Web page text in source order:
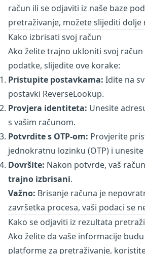
račun ili se odjaviti iz naše baze
pretraživanje, možete slijediti dolje
Kako izbrisati svoj račun
Ako želite trajno ukloniti svoj račun
podatke, slijedite ove korake:
Pristupite postavkama: Idite na
postavki ReverseLookup.
Provjera identiteta: Unesite
s vašim računom.
Potvrdite s OTP-om: Provjerite
jednokratnu lozinku (OTP) i
Dovršite: Nakon potvrde, vaš
trajno izbrisani.
Važno: Brisanje računa je
završetka procesa, vaši podaci se
Kako se odjaviti iz rezultata
Ako želite da vaše informacije
platforme za pretraživanje,